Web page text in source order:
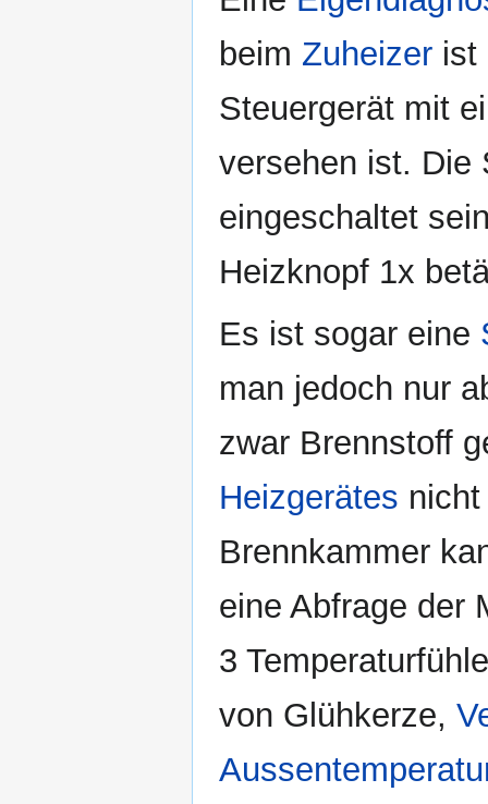
beim Zuheizer ist
Steuergerät mit
versehen ist. Die
eingeschaltet
Heizknopf 1x
Es ist sogar eine
man jedoch nur
zwar Brennstoff
Heizgerätes
Brennkammer
eine Abfrage der
3
von Glühkerze,